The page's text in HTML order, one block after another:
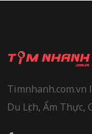
Du Lịch, Ẩm Thực,